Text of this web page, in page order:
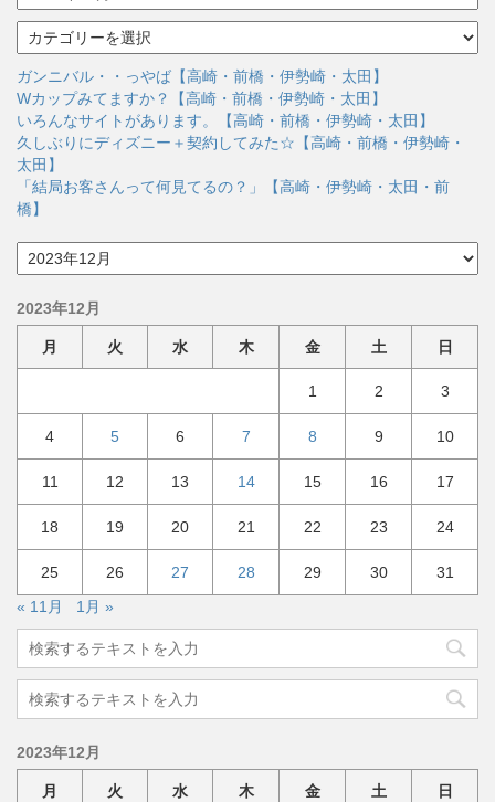
ー
カ
イ
ブ
カ
テ
ゴ
リ
ー
ガンニバル・・っやば【高崎・前橋・伊勢崎・太田】
Wカップみてますか？【高崎・前橋・伊勢崎・太田】
いろんなサイトがあります。【高崎・前橋・伊勢崎・太田】
久しぶりにディズニー＋契約してみた☆【高崎・前橋・伊勢崎・
太田】
「結局お客さんって何見てるの？」【高崎・伊勢崎・太田・前
橋】
ア
ー
イ
2023年12月
月 火 水 木 金 土 日
1 2 3
4 5 6 7 8 9 10
11 12 13 14 15 16 17
18 19 20 21 22 23 24
25 26 27 28 29 30
31
« 11月
1月 »
2023年12月
月 火 水 木 金 土 日